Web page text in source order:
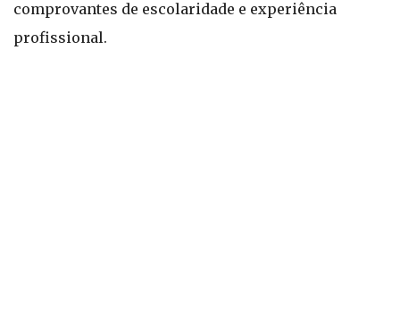
comprovantes de escolaridade e experiência
profissional.